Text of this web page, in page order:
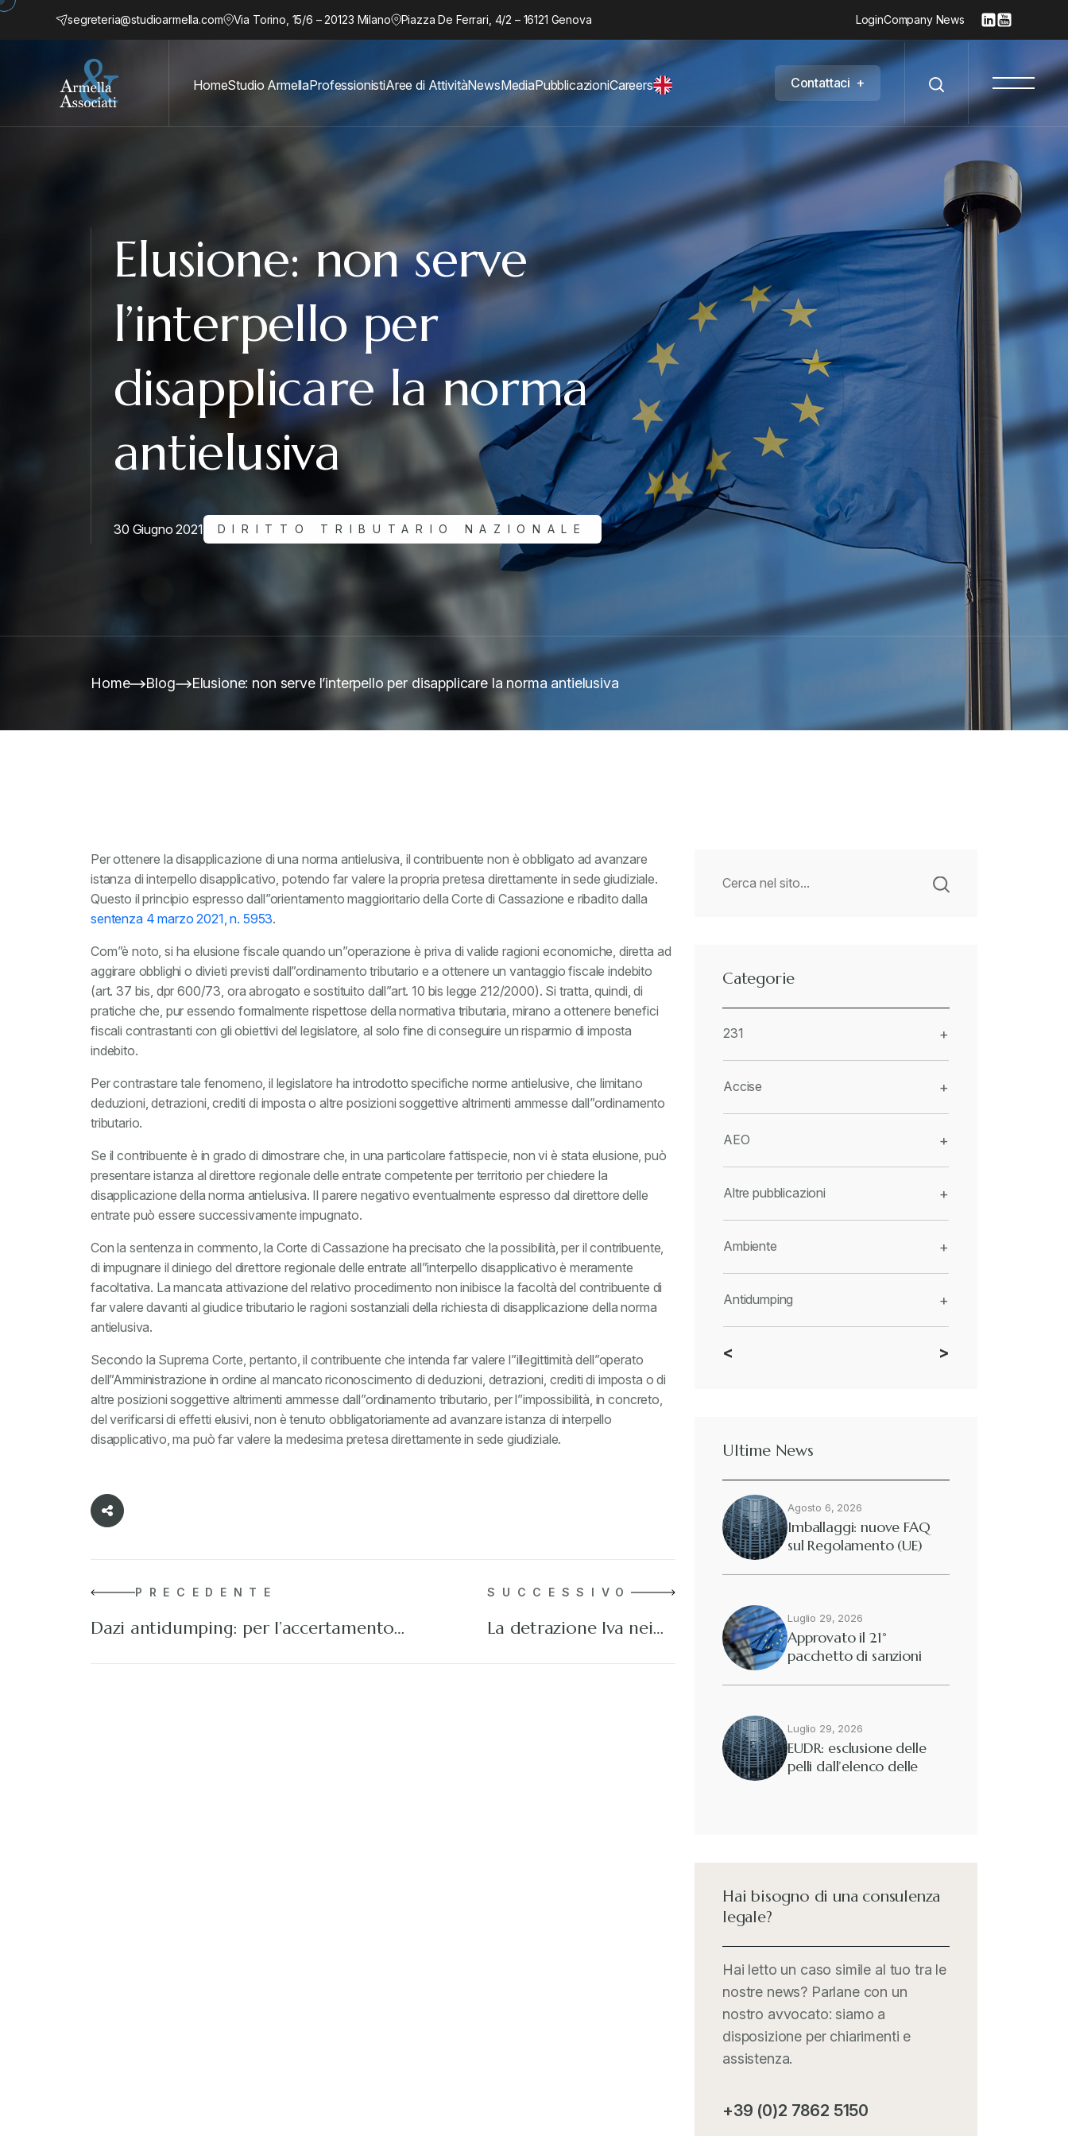
segreteria@studioarmella.com Via Torino, 15/6 – 20123 Milano Piazza De Ferrari, 4/2 – 16121 Genova LoginCompany News
HomeStudio ArmellaProfessionistiAree di AttivitàNewsMediaPubblicazioniCareers Contattaci +
Elusione: non serve
l’interpello per
disapplicare la norma
antielusiva
30 Giugno 2021 DIRITTO TRIBUTARIO NAZIONALE
Home Blog Elusione: non serve l’interpello per disapplicare la norma antielusiva
Per ottenere la disapplicazione di una norma antielusiva, il contribuente non è obbligato ad avanzare
istanza di interpello disapplicativo, potendo far valere la propria pretesa direttamente in sede giudiziale.
Questo il principio espresso dall”orientamento maggioritario della Corte di Cassazione e ribadito dalla
sentenza 4 marzo 2021, n. 5953.
Com”è noto, si ha elusione fiscale quando un”operazione è priva di valide ragioni economiche, diretta ad
aggirare obblighi o divieti previsti dall”ordinamento tributario e a ottenere un vantaggio fiscale indebito
(art. 37 bis, dpr 600/73, ora abrogato e sostituito dall”art. 10 bis legge 212/2000). Si tratta, quindi, di
pratiche che, pur essendo formalmente rispettose della normativa tributaria, mirano a ottenere benefici
fiscali contrastanti con gli obiettivi del legislatore, al solo fine di conseguire un risparmio di imposta
indebito.
Per contrastare tale fenomeno, il legislatore ha introdotto specifiche norme antielusive, che limitano
deduzioni, detrazioni, crediti di imposta o altre posizioni soggettive altrimenti ammesse dall”ordinamento
tributario.
Se il contribuente è in grado di dimostrare che, in una particolare fattispecie, non vi è stata elusione, può
presentare istanza al direttore regionale delle entrate competente per territorio per chiedere la
disapplicazione della norma antielusiva. Il parere negativo eventualmente espresso dal direttore delle
entrate può essere successivamente impugnato.
Con la sentenza in commento, la Corte di Cassazione ha precisato che la possibilità, per il contribuente,
di impugnare il diniego del direttore regionale delle entrate all”interpello disapplicativo è meramente
facoltativa. La mancata attivazione del relativo procedimento non inibisce la facoltà del contribuente di
far valere davanti al giudice tributario le ragioni sostanziali della richiesta di disapplicazione della norma
antielusiva.
Secondo la Suprema Corte, pertanto, il contribuente che intenda far valere l”illegittimità dell”operato
dell”Amministrazione in ordine al mancato riconoscimento di deduzioni, detrazioni, crediti di imposta o di
altre posizioni soggettive altrimenti ammesse dall”ordinamento tributario, per l”impossibilità, in concreto,
del verificarsi di effetti elusivi, non è tenuto obbligatoriamente ad avanzare istanza di interpello
disapplicativo, ma può far valere la medesima pretesa direttamente in sede giudiziale.
PRECEDENTE
Dazi antidumping: per l’accertamento…
SUCCESSIVO
La detrazione Iva nei…
Categorie
231 +
Accise +
AEO +
Altre pubblicazioni +
Ambiente +
Antidumping +
CBAM +
Deforestazione
Diritto tributario internazionale
Dogane
Eutekne
Fisco e tributi
Guide e Manuali
Iva comunitaria e nazionale
MementoPiù - Giuffré
< >
Ultime News
Agosto 6, 2026
Imballaggi: nuove FAQ
sul Regolamento (UE)
Luglio 29, 2026
Approvato il 21°
pacchetto di sanzioni
Luglio 29, 2026
EUDR: esclusione delle
pelli dall’elenco delle
Hai bisogno di una consulenza
legale?
Hai letto un caso simile al tuo tra le
nostre news? Parlane con un
nostro avvocato: siamo a
disposizione per chiarimenti e
assistenza.
+39 (0)2 7862 5150